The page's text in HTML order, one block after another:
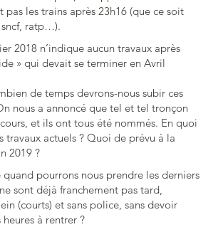
pas les trains après 23h16 (que ce soit
ratp…).
2018 n’indique aucun travaux après
» qui devait se terminer en Avril
de temps devrons-nous subir ces
nous a annoncé que tel et tel tronçon
et ils ont tous été nommés. En quoi
travaux actuels ? Quoi de prévu à la
2019 ?
pourrons nous prendre les derniers
sont déjà franchement pas tard,
(courts) et sans police, sans devoir
à rentrer ?